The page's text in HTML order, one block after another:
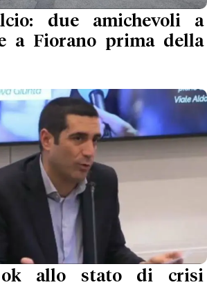
due amichevoli a
a Fiorano prima della
ok allo stato di crisi